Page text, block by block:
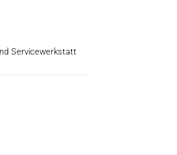
Servicewerkstatt